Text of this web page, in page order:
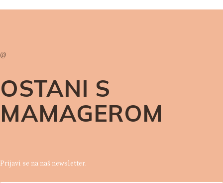
@
OSTANI S
MAMAGEROM
Prijavi se na naš newsletter.